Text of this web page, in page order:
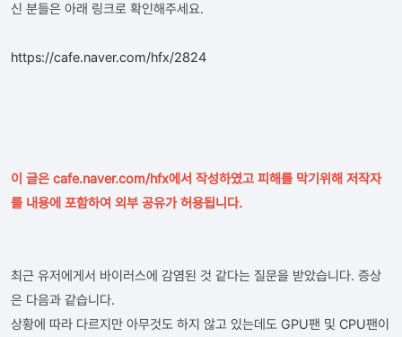
신 분들은 아래 링크로 확인해주세요.
https://cafe.naver.com/hfx/2824
이 글은 cafe.naver.com/hfx에서 작성하였고 피해를 막기위해 저작자
를 내용에 포함하여 외부 공유가 허용됩니다.
최근 유저에게서 바이러스에 감염된 것 같다는 질문을 받았습니다. 증상
은 다음과 같습니다.
상황에 따라 다르지만 아무것도 하지 않고 있는데도 GPU팬 및 CPU팬이